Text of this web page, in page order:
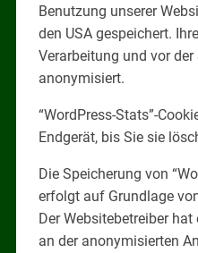
Benutzung unserer
den USA gespeichert.
Verarbeitung und vor der
anonymisiert.
“WordPress-Stats”-
Endgerät, bis Sie sie
Die Speicherung von
erfolgt auf Grundlage
Der Websitebetreiber
an der anonymisierten